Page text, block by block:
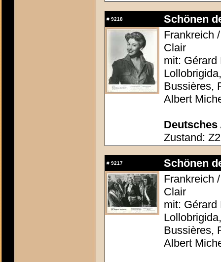
# 9218
Schönen
Frankreich
Clair
mit: Gérard
Bussières,
Albert
Deutsches
Zustand: Z2
# 9217
Schönen
Frankreich
Clair
mit: Gérard
Bussières,
Albert